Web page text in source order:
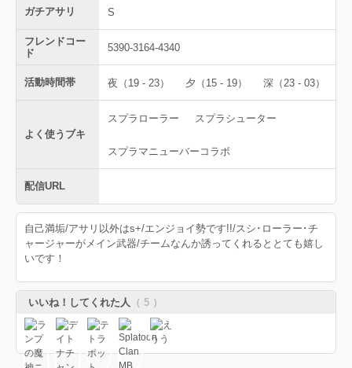
ガチアサリ S
フレンドコー
ド
5390-3164-4340
活動時間帯 夜（19 - 23） 夕（15 - 19） 深（23 - 03）
よく使うブキ
スプラローラー スプラシューター
スプラマニューバーコラボ
配信URL
自己満垢/アサリ以外はs+/エンジョイ勢です!!/スシ･ローラー･チ
ャージャーがメイン武器/チームなんか誘ってくれるととても嬉し
いです！
いいね！してくれた人 （ 5 ）